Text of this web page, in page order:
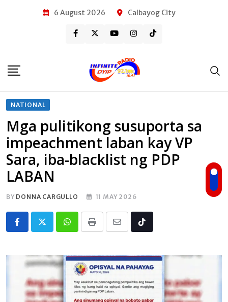
6 August 2026 Calbayog City
NATIONAL
Mga pulitikong susuporta sa
impeachment laban kay VP
Sara, iba-blacklist ng PDP
LABAN
BY DONNA CARGULLO 11 MAY 2026
Whatsapp
Print
Share
Email
Tiktok